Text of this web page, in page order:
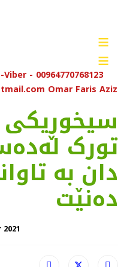
≡
≡
- 00964770768123
Omar Faris Aziz
تورک
دان بە
دەنێت